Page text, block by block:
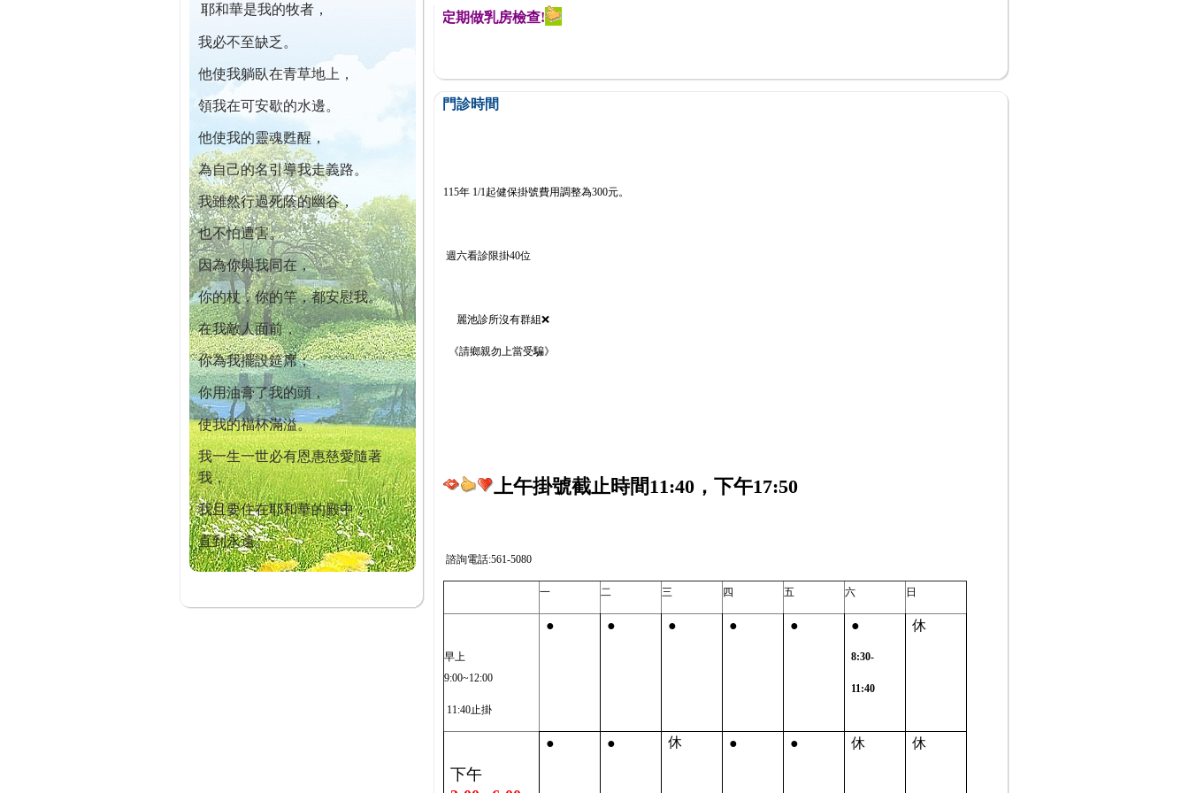
耶和華是我的牧者，
我必不至缺乏。
他使我躺臥在青草地上，
領我在可安歇的水邊。
他使我的靈魂甦醒，
為自己的名引導我走義路。
我雖然行過死蔭的幽谷，
也不怕遭害。
因為你與我同在，
你的杖，你的竿，都安慰我。
在我敵人面前，
你為我擺設筵席；
你用油膏了我的頭，
使我的福杯滿溢。
我一生一世必有恩惠慈愛隨著
我，
我且要住在耶和華的殿中，
直到永遠。
本院自開幕迄今已篩檢出1700位乳癌患者,提醒您定期做乳房檢查!
門診時間
115年 1/1起健保掛號費用調整為300元。
週六看診限掛40位
麗池診所沒有群組❌
《請鄉親勿上當受騙》
上午掛號截止時間11:40，下午17:50
諮詢電話:561-5080
一 二 三 四 五 六 日
早上
9:00~12:00
11:40止掛
● ● ● ● ● ●
8:30-
11:40
休
下午
● ● 休 ● ● 休 休